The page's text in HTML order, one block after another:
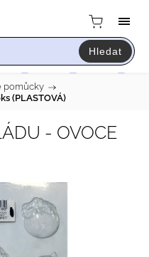
Hledat
pomůcky /
(PLASTOVÁ)
- OVOCE